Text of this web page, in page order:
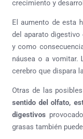
crecimiento y
El aumento de esta
del aparato digestivo
y como
náusea o a vomitar.
cerebro que dispara
Otras de las
sentido del olfato,
digestivos
grasas también